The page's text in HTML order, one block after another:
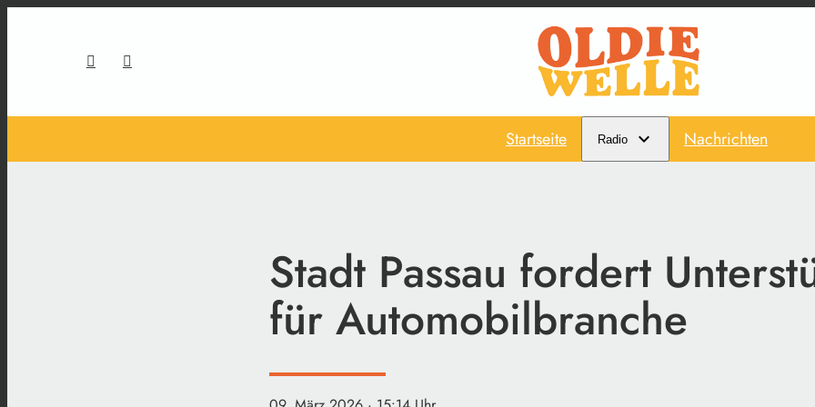
Startseite Radio Nachrichten
Stadt Passau fordert
für Automobilbranche